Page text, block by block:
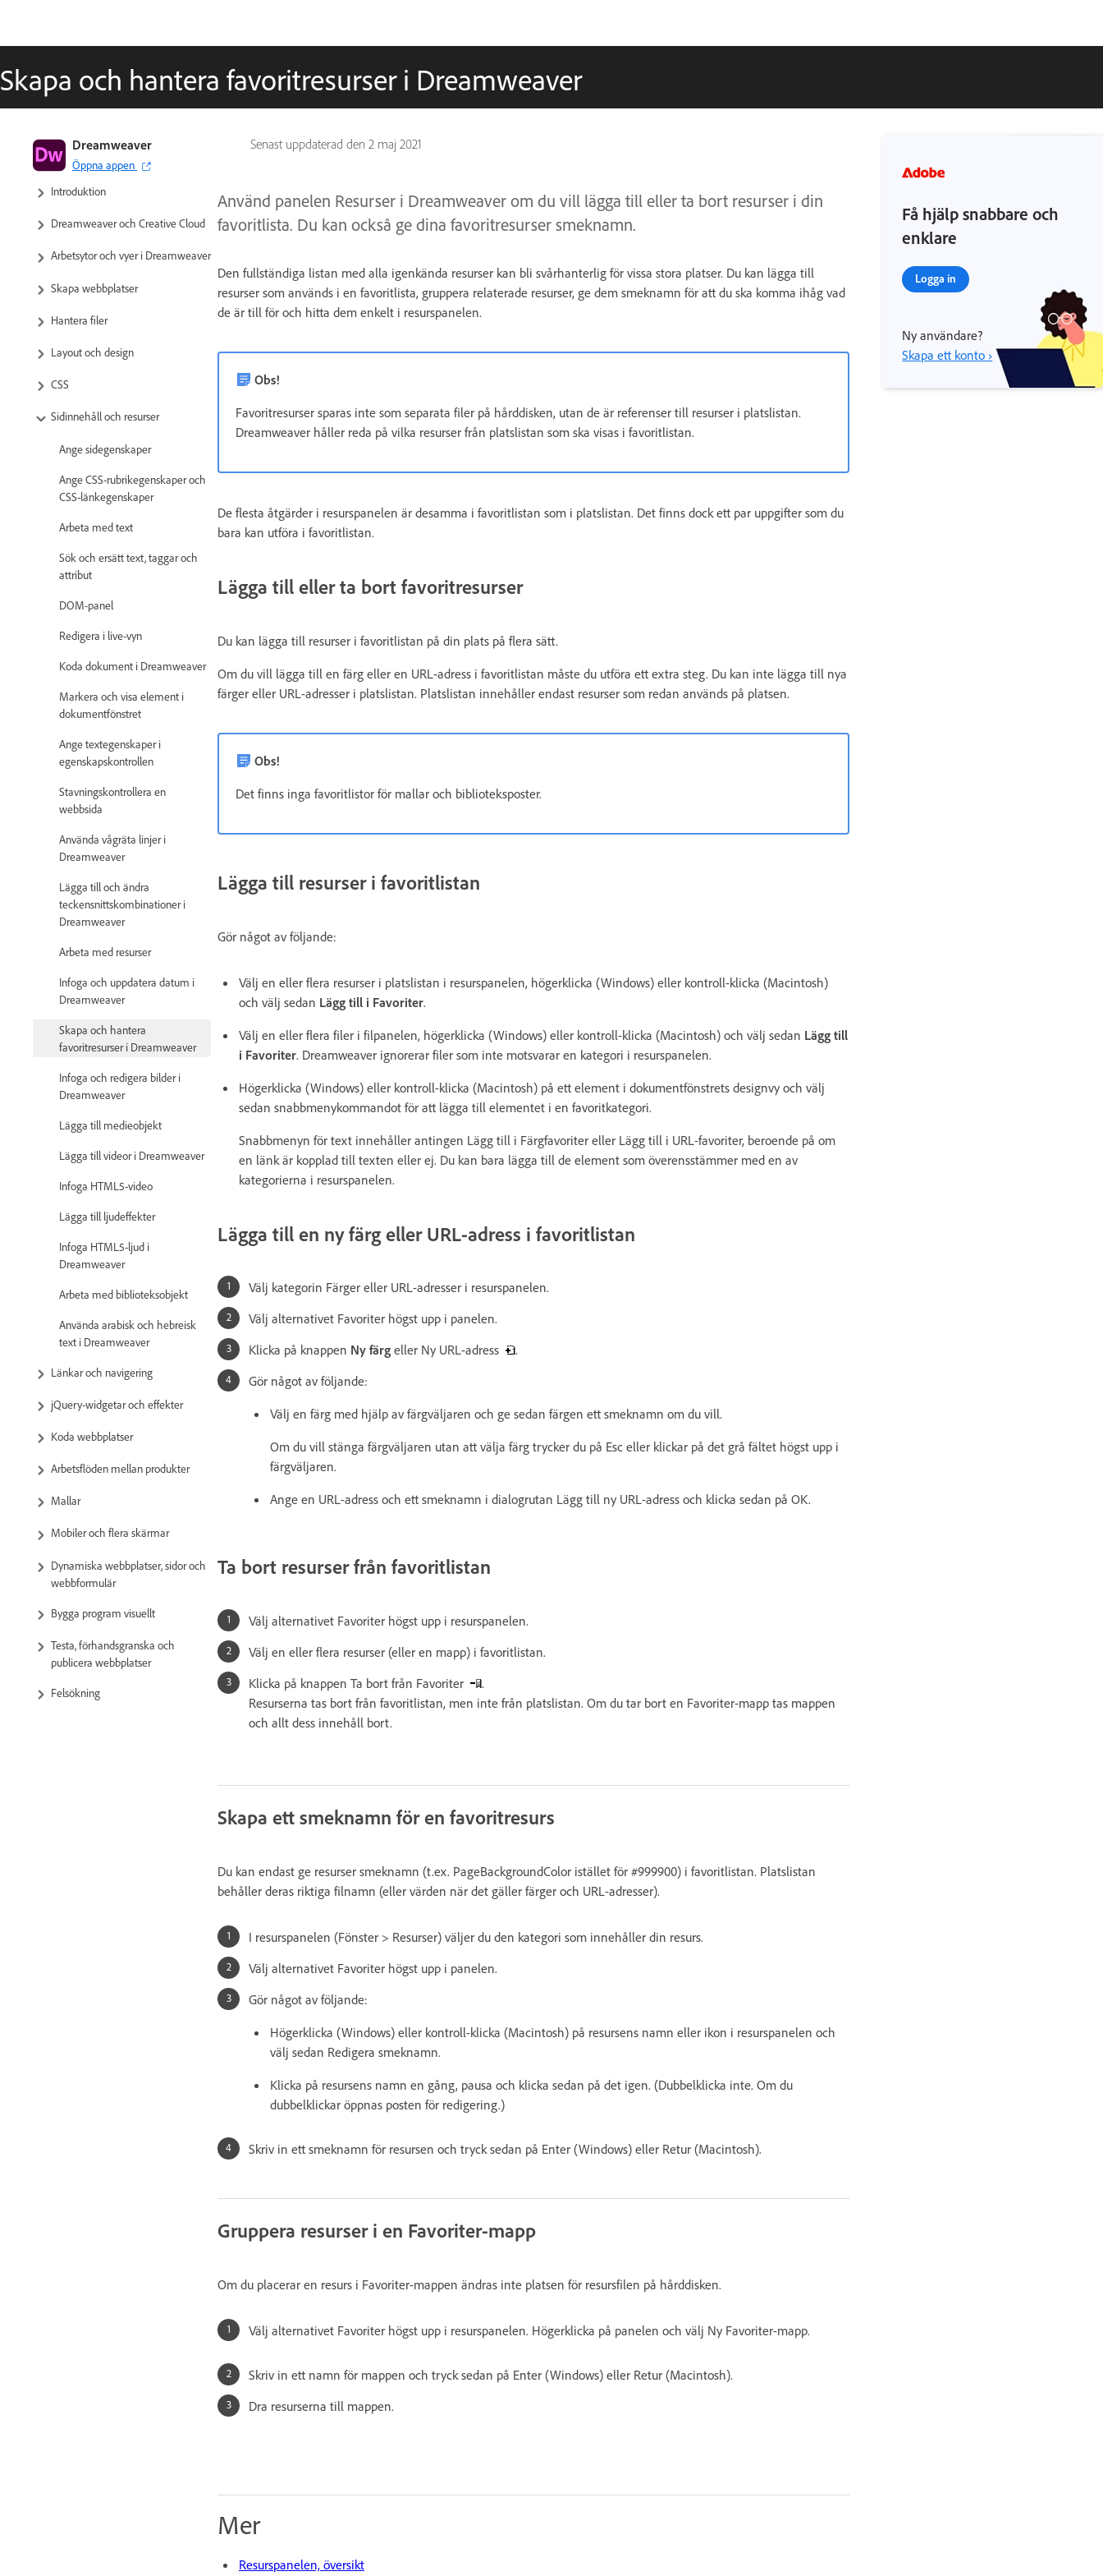
Skapa och hantera favoritresurser i Dreamweaver
Senast uppdaterad den 2 maj 2021
Dreamweaver
Öppna appen
Användarhandbok för
Dreamweaver
Introduktion
Dreamweaver och Creative Cloud
Arbetsytor och vyer i Dreamweaver
Skapa webbplatser
Hantera filer
Layout och design
CSS
Sidinnehåll och resurser
Ange sidegenskaper
Ange CSS-rubrikegenskaper och
CSS-länkegenskaper
Arbeta med text
Sök och ersätt text, taggar och
attribut
DOM-panel
Redigera i live-vyn
Koda dokument i Dreamweaver
Markera och visa element i
dokumentfönstret
Ange textegenskaper i
egenskapskontrollen
Stavningskontrollera en
webbsida
Använda vågräta linjer i
Dreamweaver
Lägga till och ändra
teckensnittskombinationer i
Dreamweaver
Arbeta med resurser
Infoga och uppdatera datum i
Dreamweaver
Skapa och hantera
favoritresurser i Dreamweaver
Infoga och redigera bilder i
Dreamweaver
Lägga till medieobjekt
Lägga till videor i Dreamweaver
Infoga HTML5-video
Lägga till ljudeffekter
Infoga HTML5-ljud i
Dreamweaver
Arbeta med biblioteksobjekt
Använda arabisk och hebreisk
text i Dreamweaver
Länkar och navigering
jQuery-widgetar och effekter
Koda webbplatser
Arbetsflöden mellan produkter
Mallar
Mobiler och flera skärmar
Dynamiska webbplatser, sidor och
webbformulär
Bygga program visuellt
Testa, förhandsgranska och
publicera webbplatser
Felsökning
Använd panelen Resurser i Dreamweaver om du vill lägga till eller ta bort resurser i din
favoritlista. Du kan också ge dina favoritresurser smeknamn.
Den fullständiga listan med alla igenkända resurser kan bli svårhanterlig för vissa stora platser. Du kan lägga till
resurser som används i en favoritlista, gruppera relaterade resurser, ge dem smeknamn för att du ska komma ihåg vad
de är till för och hitta dem enkelt i resurspanelen.
Obs!
Favoritresurser sparas inte som separata filer på hårddisken, utan de är referenser till resurser i platslistan.
Dreamweaver håller reda på vilka resurser från platslistan som ska visas i favoritlistan.
De flesta åtgärder i resurspanelen är desamma i favoritlistan som i platslistan. Det finns dock ett par uppgifter som du
bara kan utföra i favoritlistan.
Lägga till eller ta bort favoritresurser
Du kan lägga till resurser i favoritlistan på din plats på flera sätt.
Om du vill lägga till en färg eller en URL-adress i favoritlistan måste du utföra ett extra steg. Du kan inte lägga till nya
färger eller URL-adresser i platslistan. Platslistan innehåller endast resurser som redan används på platsen.
Obs!
Det finns inga favoritlistor för mallar och biblioteksposter.
Lägga till resurser i favoritlistan
Gör något av följande:
Välj en eller flera resurser i platslistan i resurspanelen, högerklicka (Windows) eller kontroll-klicka (Macintosh)
och välj sedan Lägg till i Favoriter.
Välj en eller flera filer i filpanelen, högerklicka (Windows) eller kontroll-klicka (Macintosh) och välj sedan Lägg till
i Favoriter. Dreamweaver ignorerar filer som inte motsvarar en kategori i resurspanelen.
Högerklicka (Windows) eller kontroll-klicka (Macintosh) på ett element i dokumentfönstrets designvy och välj
sedan snabbmenykommandot för att lägga till elementet i en favoritkategori.
Snabbmenyn för text innehåller antingen Lägg till i Färgfavoriter eller Lägg till i URL-favoriter, beroende på om
en länk är kopplad till texten eller ej. Du kan bara lägga till de element som överensstämmer med en av
kategorierna i resurspanelen.
Lägga till en ny färg eller URL-adress i favoritlistan
Välj kategorin Färger eller URL-adresser i resurspanelen.
Välj alternativet Favoriter högst upp i panelen.
Klicka på knappen Ny färg eller Ny URL-adress
.
Gör något av följande:
Välj en färg med hjälp av färgväljaren och ge sedan färgen ett smeknamn om du vill.
Om du vill stänga färgväljaren utan att välja färg trycker du på Esc eller klickar på det grå fältet högst upp i
färgväljaren.
Ange en URL-adress och ett smeknamn i dialogrutan Lägg till ny URL-adress och klicka sedan på OK.
Ta bort resurser från favoritlistan
Välj alternativet Favoriter högst upp i resurspanelen.
Välj en eller flera resurser (eller en mapp) i favoritlistan.
Klicka på knappen Ta bort från Favoriter
.
Resurserna tas bort från favoritlistan, men inte från platslistan. Om du tar bort en Favoriter-mapp tas mappen
och allt dess innehåll bort.
Skapa ett smeknamn för en favoritresurs
Du kan endast ge resurser smeknamn (t.ex. PageBackgroundColor istället för #999900) i favoritlistan. Platslistan
behåller deras riktiga filnamn (eller värden när det gäller färger och URL-adresser).
I resurspanelen (Fönster > Resurser) väljer du den kategori som innehåller din resurs.
Välj alternativet Favoriter högst upp i panelen.
Gör något av följande:
Högerklicka (Windows) eller kontroll-klicka (Macintosh) på resursens namn eller ikon i resurspanelen och
välj sedan Redigera smeknamn.
Klicka på resursens namn en gång, pausa och klicka sedan på det igen. (Dubbelklicka inte. Om du
dubbelklickar öppnas posten för redigering.)
Skriv in ett smeknamn för resursen och tryck sedan på Enter (Windows) eller Retur (Macintosh).
Gruppera resurser i en Favoriter-mapp
Om du placerar en resurs i Favoriter-mappen ändras inte platsen för resursfilen på hårddisken.
Välj alternativet Favoriter högst upp i resurspanelen. Högerklicka på panelen och välj Ny Favoriter-mapp.
Skriv in ett namn för mappen och tryck sedan på Enter (Windows) eller Retur (Macintosh).
Dra resurserna till mappen.
Mer
Resurspanelen, översikt
Få hjälp snabbare och
enklare
Logga in
Ny användare?
Skapa ett konto ›